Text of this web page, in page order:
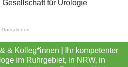
für Urologie
Operationen
& Kolleg*innen | Ihr kompetenter
im Ruhrgebiet, in NRW, in